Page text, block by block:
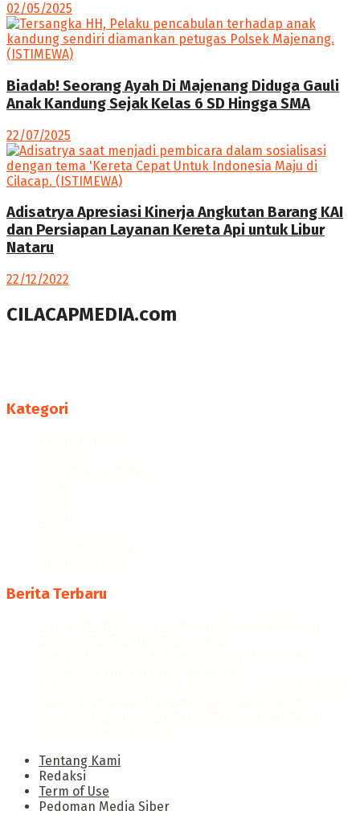
02/05/2025
Biadab! Seorang Ayah Di Majenang Diduga Gauli
Anak Kandung Sejak Kelas 6 SD Hingga SMA
22/07/2025
Adisatrya Apresiasi Kinerja Angkutan Barang KAI
dan Persiapan Layanan Kereta Api untuk Libur
Nataru
22/12/2022
CILACAPMEDIA.com
Kategori
Berita Terbaru
Tentang Kami
Redaksi
Term of Use
Pedoman Media Siber